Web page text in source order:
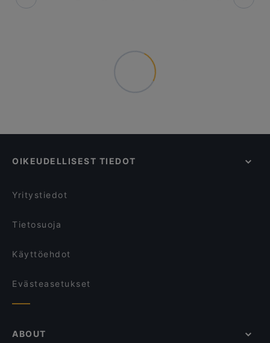
OIKEUDELLISEST TIEDOT
Yritystiedot
Tietosuoja
Käyttöehdot
Evästeasetukset
ABOUT